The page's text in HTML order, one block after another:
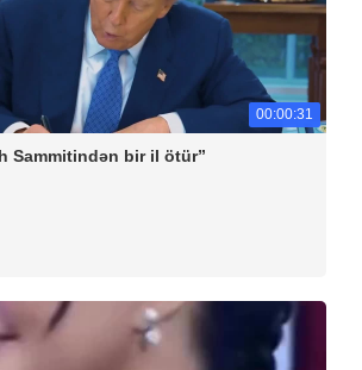
00:00:31
Sammitindən bir il ötür”